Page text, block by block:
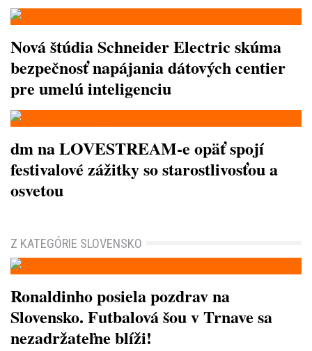
Nová štúdia Schneider Electric skúma
bezpečnosť napájania dátových centier
pre umelú inteligenciu
dm na LOVESTREAM-e opäť spojí
festivalové zážitky so starostlivosťou a
osvetou
Z KATEGÓRIE SLOVENSKO
Ronaldinho posiela pozdrav na
Slovensko. Futbalová šou v Trnave sa
nezadržateľne blíži!